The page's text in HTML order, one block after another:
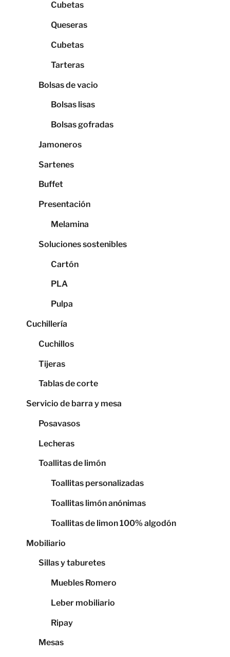
Cubetas
Queseras
Cubetas
Tarteras
Bolsas de vacio
Bolsas lisas
Bolsas gofradas
Jamoneros
Sartenes
Buffet
Presentación
Melamina
Soluciones sostenibles
Cartón
PLA
Pulpa
Cuchillería
Cuchillos
Tijeras
Tablas de corte
Servicio de barra y mesa
Posavasos
Lecheras
Toallitas de limón
Toallitas personalizadas
Toallitas limón anónimas
Toallitas de limon 100% algodón
Mobiliario
Sillas y taburetes
Muebles Romero
Leber mobiliario
Ripay
Mesas